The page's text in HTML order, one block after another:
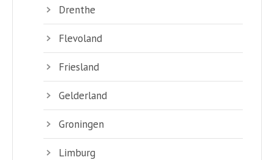
Drenthe
Flevoland
Friesland
Gelderland
Groningen
Limburg